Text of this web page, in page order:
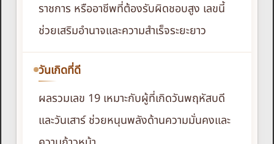
ราชการ หรืออาชีพที่ต้องรับผิดชอบสูง เลขนี้
ช่วยเสริมอำนาจและความสำเร็จระยะยาว
วันเกิดที่ดี
ผลรวมเลข 19 เหมาะกับผู้ที่เกิดวันพฤหัสบดี
และวันเสาร์ ช่วยหนุนพลังด้านความมั่นคงและ